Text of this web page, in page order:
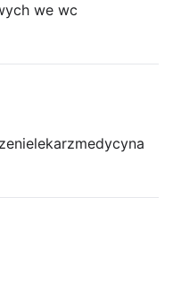
we wc
lekarzmedycyna